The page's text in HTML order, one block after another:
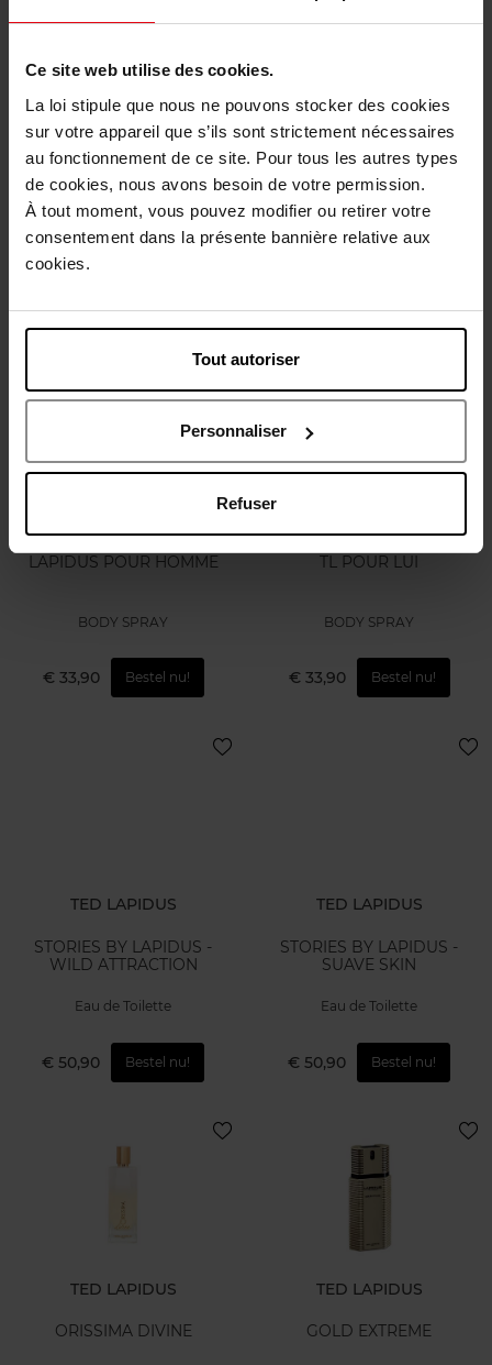
Ce site web utilise des cookies.
La loi stipule que nous ne pouvons stocker des cookies
sur votre appareil que s’ils sont strictement nécessaires
au fonctionnement de ce site. Pour tous les autres types
de cookies, nous avons besoin de votre permission.
À tout moment, vous pouvez modifier ou retirer votre
consentement dans la présente bannière relative aux
cookies.
Tout autoriser
Personnaliser
Refuser
TED LAPIDUS
RUMBA FEVER
Eau de Toilette
TED LAPIDUS
RUMBA
BODY SPRAY
LAPIDUS POUR HOMME
BODY SPRAY
€ 33,90 Bestel nu!
TL POUR LUI
BODY SPRAY
€ 33,90 Bestel nu!
TED LAPIDUS
STORIES BY LAPIDUS -
WILD ATTRACTION
Eau de Toilette
€ 50,90 Bestel nu!
TED LAPIDUS
STORIES BY LAPIDUS -
SUAVE SKIN
Eau de Toilette
€ 50,90 Bestel nu!
TED LAPIDUS
ORISSIMA DIVINE
TED LAPIDUS
GOLD EXTREME